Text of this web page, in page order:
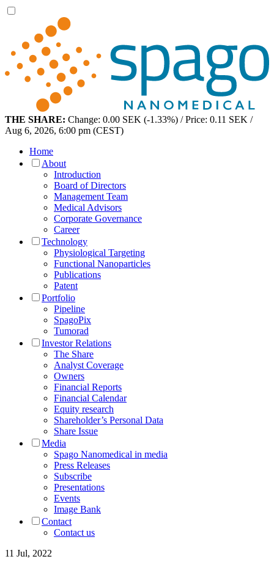
THE SHARE: Change: 0.00 SEK (-1.33%) / Price: 0.11 SEK /
Aug 6, 2026, 6:00 pm (CEST)
Home
About
Introduction
Board of Directors
Management Team
Medical Advisors
Corporate Governance
Career
Technology
Physiological Targeting
Functional Nanoparticles
Publications
Patent
Portfolio
Pipeline
SpagoPix
Tumorad
Investor Relations
The Share
Analyst Coverage
Owners
Financial Reports
Financial Calendar
Equity research
Shareholder’s Personal Data
Share Issue
Media
Spago Nanomedical in media
Press Releases
Subscribe
Presentations
Events
Image Bank
Contact
Contact us
11 Jul, 2022